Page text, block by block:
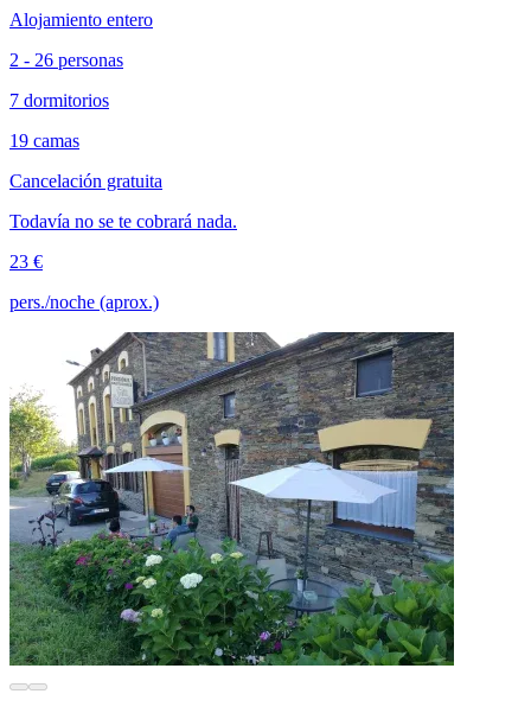
Alojamiento entero
2 - 26 personas
7 dormitorios
19 camas
Cancelación gratuita
Todavía no se te cobrará nada.
23 €
pers./noche (aprox.)